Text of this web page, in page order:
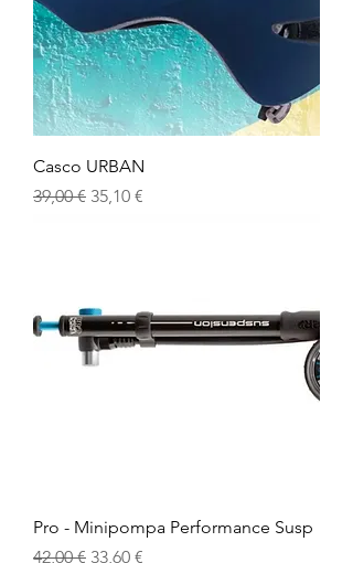
Casco URBAN
Prezzo regolare
39,00 € Prezzo scontato
35,10 €
Pro - Minipompa Performance Susp
Prezzo regolare
42,00 € Prezzo scontato
33,60 €